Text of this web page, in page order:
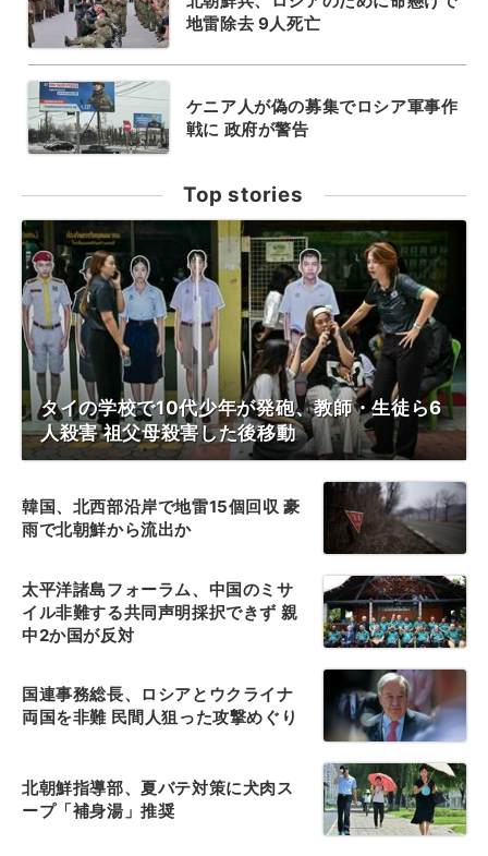
地雷除去 9人死亡
ケニア人が偽の募集でロシア軍事作
戦に 政府が警告
Top stories
タイの学校で10代少年が発砲、教師・生徒ら6
人殺害 祖父母殺害した後移動
韓国、北西部沿岸で地雷15個回収 豪
雨で北朝鮮から流出か
太平洋諸島フォーラム、中国のミサ
イル非難する共同声明採択できず 親
中2か国が反対
国連事務総長、ロシアとウクライナ
両国を非難 民間人狙った攻撃めぐり
北朝鮮指導部、夏バテ対策に犬肉ス
ープ「補身湯」推奨